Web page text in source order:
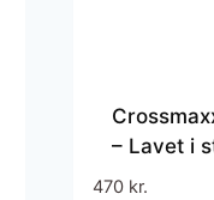
– Lavet i
– Riflet
470 kr.